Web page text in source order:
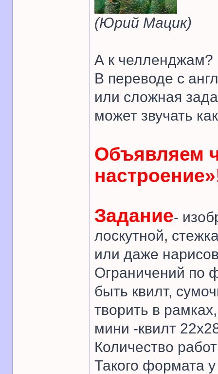
(Юрий Мацик)
А к челленджам?
В переводе с
или сложная
может звучать
Объявляем
Задание-
лоскутной,
или даже
Ограничений по
быть квилт,
творить в
мини -квилт
Количество
Такого формата